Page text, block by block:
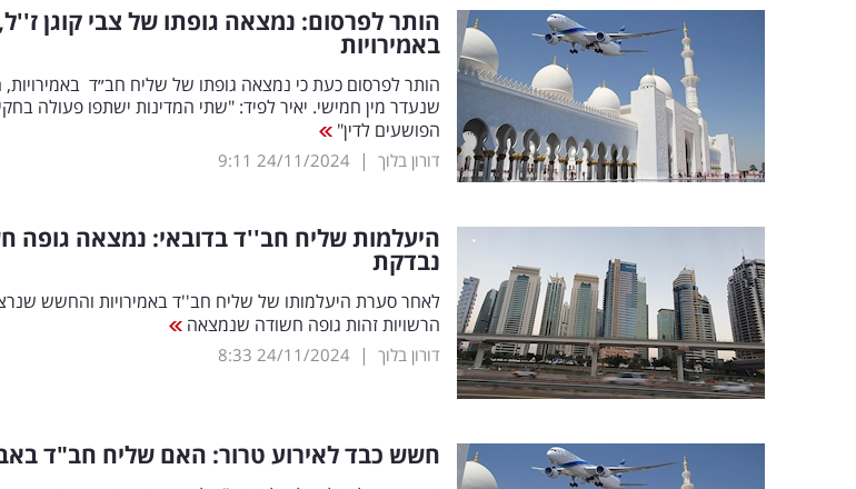
הותר לפרסום: נמצאה גופתו של צבי קוגן
באמירויות
הותר לפרסום כעת כי נמצאה גופתו של שליח חב״ד באמירויות,
שנעדר מין חמישי. יאיר לפיד: "שתי המדינות ישתפו פעולה
הפושעים לדין"
דורון בלוך |
24/11/2024
9:11
היעלמות שליח חב''ד בדובאי: נמצאה גופה
נבדקת
לאחר סערת היעלמותו של שליח חב''ד באמירויות והחשש
הרשויות זהות גופה חשודה שנמצאה
דורון בלוך |
24/11/2024
8:33
חשש כבד לאירוע טרור: האם שליח חב"ד